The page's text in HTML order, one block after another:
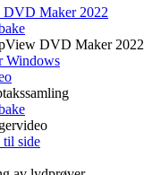
DVD Maker 2022
DVD Maker 2022
Windows
til side